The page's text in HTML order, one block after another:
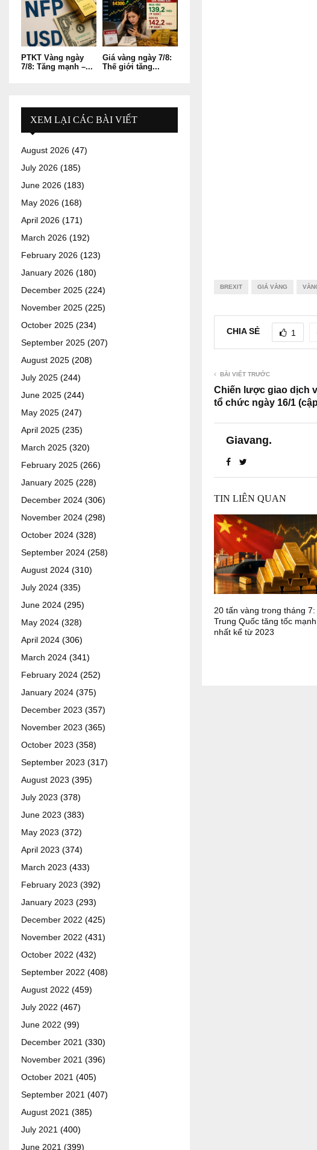
BREXIT GIÁ VÀNG
CHIA SẺ 1
BÀI VIẾT TRƯỚC
Chiến lược giao dịch
tổ chức ngày 16/1
Giavang.
TIN LIÊN QUAN
20 tấn vàng trong tháng 7:
Trung Quốc tăng tốc mạnh
nhất kể từ 2023
PTKT Vàng ngày
7/8: Tăng mạnh –...
Giá vàng ngày 7/8:
Thế giới tăng...
XEM LẠI CÁC BÀI VIẾT
August 2026 (47)
July 2026 (185)
June 2026 (183)
May 2026 (168)
April 2026 (171)
March 2026 (192)
February 2026 (123)
January 2026 (180)
December 2025 (224)
November 2025 (225)
October 2025 (234)
September 2025 (207)
August 2025 (208)
July 2025 (244)
June 2025 (244)
May 2025 (247)
April 2025 (235)
March 2025 (320)
February 2025 (266)
January 2025 (228)
December 2024 (306)
November 2024 (298)
October 2024 (328)
September 2024 (258)
August 2024 (310)
July 2024 (335)
June 2024 (295)
May 2024 (328)
April 2024 (306)
March 2024 (341)
February 2024 (252)
January 2024 (375)
December 2023 (357)
November 2023 (365)
October 2023 (358)
September 2023 (317)
August 2023 (395)
July 2023 (378)
June 2023 (383)
May 2023 (372)
April 2023 (374)
March 2023 (433)
February 2023 (392)
January 2023 (293)
December 2022 (425)
November 2022 (431)
October 2022 (432)
September 2022 (408)
August 2022 (459)
July 2022 (467)
June 2022 (99)
December 2021 (330)
November 2021 (396)
October 2021 (405)
September 2021 (407)
August 2021 (385)
July 2021 (400)
June 2021 (399)